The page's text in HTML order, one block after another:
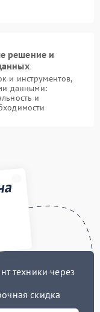
решение и
и инструментов,
данными:
и
техники через
скидка